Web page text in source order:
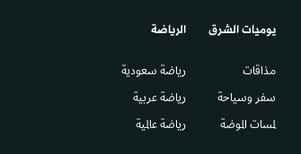
يوميات الشرق​
مذاقات
سفر وسياحة
لمسات الموضة
الرياضة
رياضة سعودية
رياضة عربية
رياضة عالمية